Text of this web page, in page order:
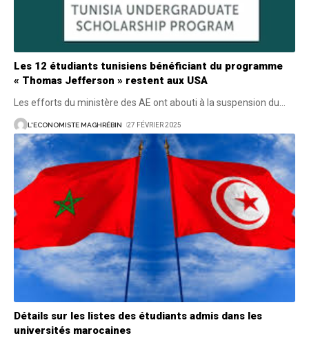
Les 12 étudiants tunisiens bénéficiant du programme
« Thomas Jefferson » restent aux USA
Les efforts du ministère des AE ont abouti à la suspension du…
L'ECONOMISTE MAGHRÉBIN 27 FÉVRIER 2025
Détails sur les listes des étudiants admis dans les
universités marocaines